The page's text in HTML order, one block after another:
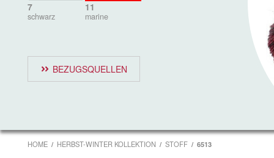
7
schwarz
11
marine
BEZUGSQUELLEN
HOME HERBST-WINTER KOLLEKTION STOFF 6513